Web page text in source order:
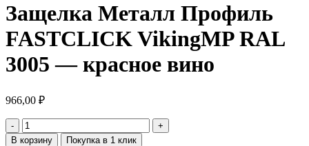
Защелка Металл Профиль
FASTCLICK VikingMP RAL
3005 — красное вино
966,00 ₽
В корзину Покупка в 1 клик